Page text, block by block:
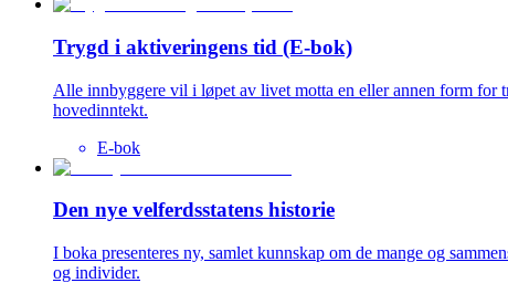
Trygd i aktiveringens tid (E-bok)
Alle innbyggere vil i løpet av livet motta en eller annen form for
hovedinntekt.
E-bok
Den nye velferdsstatens historie
I boka presenteres ny, samlet kunnskap om de mange og
og individer.